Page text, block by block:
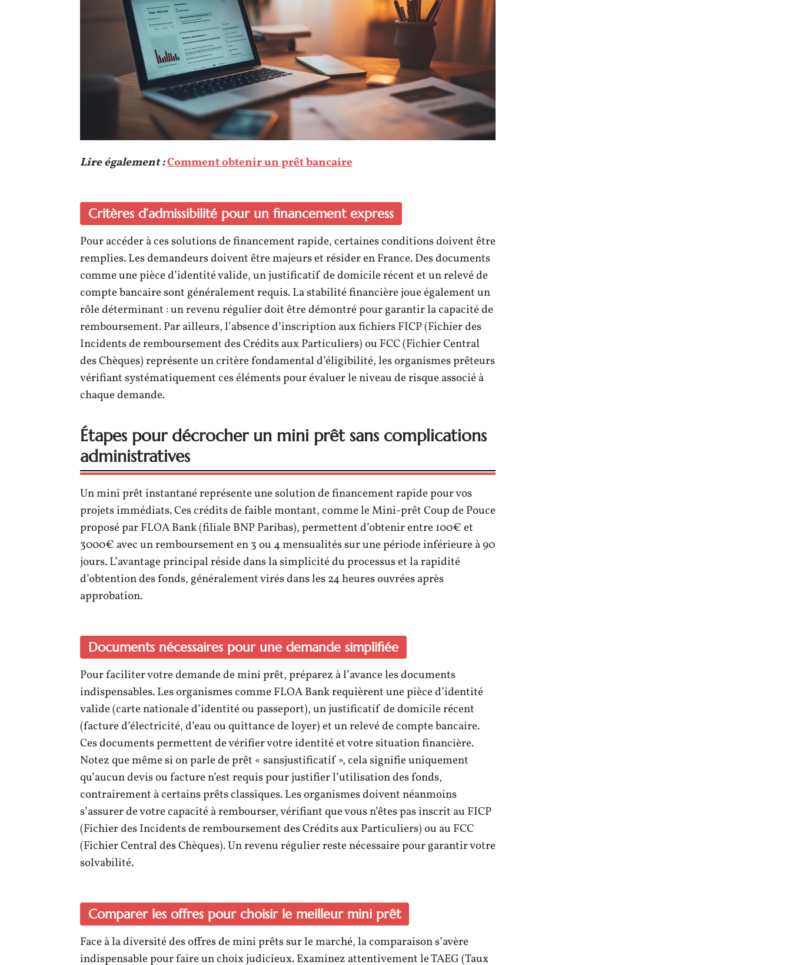
Lire également :Comment obtenir un prêt bancaire
Critères d’admissibilité pour un financement express
Pour accéder à ces solutions de financement rapide, certaines conditions doivent être
remplies. Les demandeurs doivent être majeurs et résider en France. Des documents
comme une pièce d’identité valide, un justificatif de domicile récent et un relevé de
compte bancaire sont généralement requis. La stabilité financière joue également un
rôle déterminant : un revenu régulier doit être démontré pour garantir la capacité de
remboursement. Par ailleurs, l’absence d’inscription aux fichiers FICP (Fichier des
Incidents de remboursement des Crédits aux Particuliers) ou FCC (Fichier Central
des Chèques) représente un critère fondamental d’éligibilité, les organismes prêteurs
vérifiant systématiquement ces éléments pour évaluer le niveau de risque associé à
chaque demande.
Étapes pour décrocher un mini prêt sans complications
administratives
Un mini prêt instantané représente une solution de financement rapide pour vos
projets immédiats. Ces crédits de faible montant, comme le Mini-prêt Coup de Pouce
proposé par FLOA Bank (filiale BNP Paribas), permettent d’obtenir entre 100€ et
3000€ avec un remboursement en 3 ou 4 mensualités sur une période inférieure à 90
jours. L’avantage principal réside dans la simplicité du processus et la rapidité
d’obtention des fonds, généralement virés dans les 24 heures ouvrées après
approbation.
Documents nécessaires pour une demande simplifiée
Pour faciliter votre demande de mini prêt, préparez à l’avance les documents
indispensables. Les organismes comme FLOA Bank requièrent une pièce d’identité
valide (carte nationale d’identité ou passeport), un justificatif de domicile récent
(facture d’électricité, d’eau ou quittance de loyer) et un relevé de compte bancaire.
Ces documents permettent de vérifier votre identité et votre situation financière.
Notez que même si on parle de prêt « sansjustificatif », cela signifie uniquement
qu’aucun devis ou facture n’est requis pour justifier l’utilisation des fonds,
contrairement à certains prêts classiques. Les organismes doivent néanmoins
s’assurer de votre capacité à rembourser, vérifiant que vous n’êtes pas inscrit au FICP
(Fichier des Incidents de remboursement des Crédits aux Particuliers) ou au FCC
(Fichier Central des Chèques). Un revenu régulier reste nécessaire pour garantir votre
solvabilité.
Comparer les offres pour choisir le meilleur mini prêt
Face à la diversité des offres de mini prêts sur le marché, la comparaison s’avère
indispensable pour faire un choix judicieux. Examinez attentivement le TAEG (Taux